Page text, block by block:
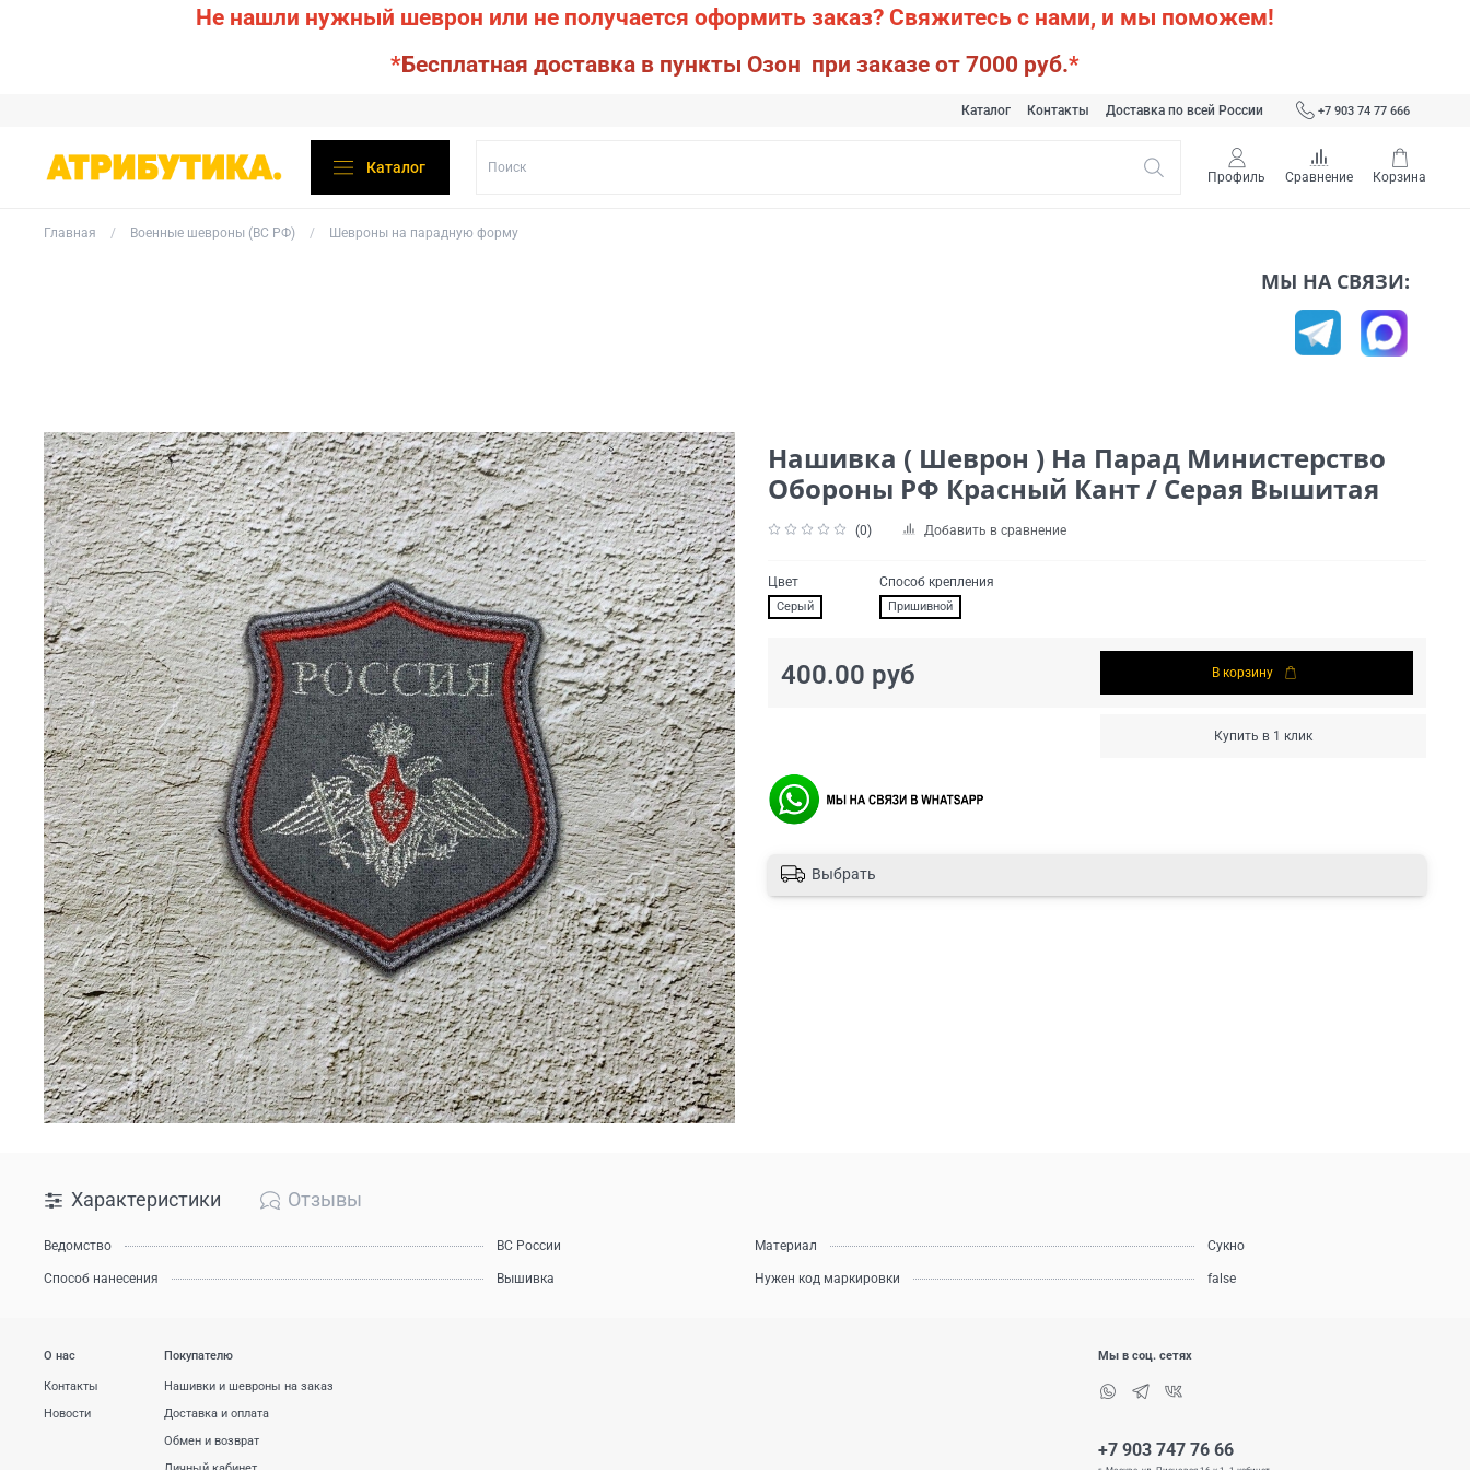
Не нашли нужный шеврон или не получается оформить заказ? Свяжитесь с нами, и мы поможем!
*Бесплатная доставка в пункты Озон при заказе от 7000 руб.*
Каталог Контакты Доставка по всей России +7 903 74 77 666
Каталог
Профиль Сравнение Корзина
Главная Военные шевроны (ВС РФ) Шевроны на парадную форму
МЫ НА СВЯЗИ:
Нашивка ( Шеврон ) На Парад Министерство
Обороны РФ Красный Кант / Серая Вышитая
(0) Добавить в сравнение
Цвет
Серый
Способ крепления
Пришивной
400.00 руб В корзину
Купить в 1 клик
Выбрать
Характеристики Отзывы
Ведомство ВС России Материал Сукно
Способ нанесения Вышивка Нужен код маркировки false
О нас
Контакты
Новости
Покупателю
Нашивки и шевроны на заказ
Доставка и оплата
Обмен и возврат
Мы в соц. сетях
+7 903 747 76 66